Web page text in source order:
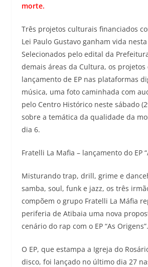
morte.
Três projetos culturais financiados
Lei Paulo Gustavo ganham vida
Selecionados pelo edital da
demais áreas da Cultura, os
lançamento de EP nas plataformas
música, uma foto caminhada com
pelo Centro Histórico neste sábado
sobre a temática da qualidade da
dia 6.
Fratelli La Mafia – lançamento do EP
Misturando trap, drill, grime e
samba, soul, funk e jazz, os três
compõem o grupo Fratelli La Máfia
periferia de Atibaia uma nova
cenário do rap com o EP “As Origens”.
O EP, que estampa a Igreja do
disco, foi lançado no último dia 27